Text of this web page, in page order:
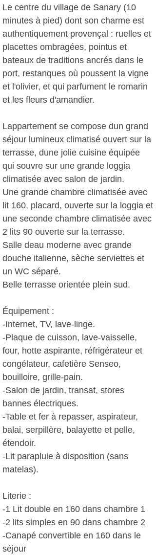
Le centre du village de Sanary (10
minutes à pied) dont son charme est
authentiquement provençal : ruelles et
placettes ombragées, pointus et
bateaux de traditions ancrés dans le
port, restanques où poussent la vigne
et l'olivier, et qui parfument le romarin
et les fleurs d'amandier.
Lappartement se compose dun grand
séjour lumineux climatisé ouvert sur la
terrasse, dune jolie cuisine équipée
qui souvre sur une grande loggia
climatisée avec salon de jardin.
Une grande chambre climatisée avec
lit 160, placard, ouverte sur la loggia et
une seconde chambre climatisée avec
2 lits 90 ouverte sur la terrasse.
Salle deau moderne avec grande
douche italienne, sèche serviettes et
un WC séparé.
Belle terrasse orientée plein sud.
Équipement :
-Internet, TV, lave-linge.
-Plaque de cuisson, lave-vaisselle,
four, hotte aspirante, réfrigérateur et
congélateur, cafetière Senseo,
bouilloire, grille-pain.
-Salon de jardin, transat, stores
bannes électriques.
-Table et fer à repasser, aspirateur,
balai, serpillère, balayette et pelle,
étendoir.
-Lit parapluie à disposition (sans
matelas).
Literie :
-1 Lit double en 160 dans chambre 1
-2 lits simples en 90 dans chambre 2
-Canapé convertible en 160 dans le
séjour